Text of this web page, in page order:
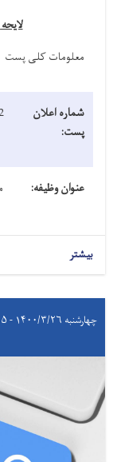
معلومات کلی پست
شماره اعلان
پست:
2
عنوان وظیفه:
بیشتر
چهارشنبه ۱۴۰۰/۳/۲۶ - ۱۵:۱۵